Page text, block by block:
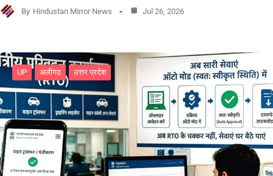
By Hindustan Mirror News Jul 26, 2026
UP अलीगढ उत्तर प्रदेश